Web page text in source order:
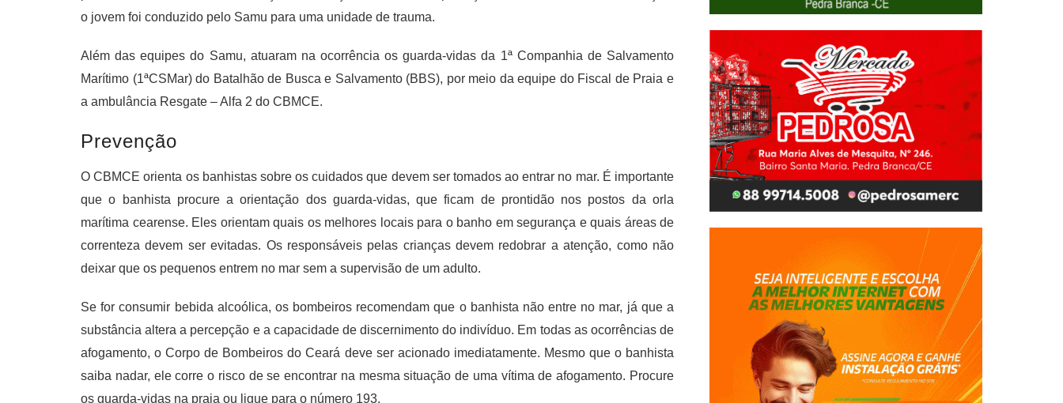
o jovem foi conduzido pelo Samu para uma unidade de trauma.
Além das equipes do Samu, atuaram na ocorrência os guarda-vidas da 1ª Companhia de Salvamento
Marítimo (1ªCSMar) do Batalhão de Busca e Salvamento (BBS), por meio da equipe do Fiscal de Praia e
a ambulância Resgate – Alfa 2 do CBMCE.
Prevenção
O CBMCE orienta os banhistas sobre os cuidados que devem ser tomados ao entrar no mar. É importante
que o banhista procure a orientação dos guarda-vidas, que ficam de prontidão nos postos da orla
marítima cearense. Eles orientam quais os melhores locais para o banho em segurança e quais áreas de
correnteza devem ser evitadas. Os responsáveis pelas crianças devem redobrar a atenção, como não
deixar que os pequenos entrem no mar sem a supervisão de um adulto.
Se for consumir bebida alcoólica, os bombeiros recomendam que o banhista não entre no mar, já que a
substância altera a percepção e a capacidade de discernimento do indivíduo. Em todas as ocorrências de
afogamento, o Corpo de Bombeiros do Ceará deve ser acionado imediatamente. Mesmo que o banhista
saiba nadar, ele corre o risco de se encontrar na mesma situação de uma vítima de afogamento. Procure
os guarda-vidas na praia ou ligue para o número 193.